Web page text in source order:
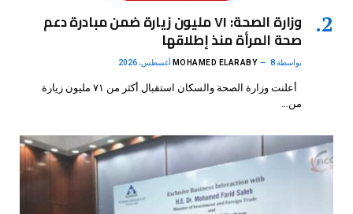
وزارة الصحة: ٧١ مليون زيارة ضمن مبادرة دعم
صحة المرأة منذ إطلاقها
بواسطة MOHAMED ELARABY 8 أغسطس، 2026
أعلنت وزارة الصحة والسكان استقبال أكثر من ٧١ مليون زيارة
من…